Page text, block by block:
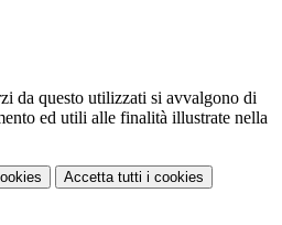
da questo utilizzati si avvalgono di
ed utili alle finalità illustrate nella
Accetta tutti i cookies